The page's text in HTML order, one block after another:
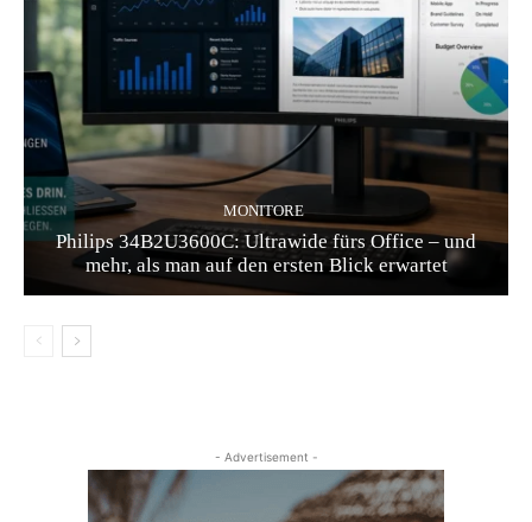
MONITORE
Philips 34B2U3600C: Ultrawide fürs Office – und
mehr, als man auf den ersten Blick erwartet
- Advertisement -